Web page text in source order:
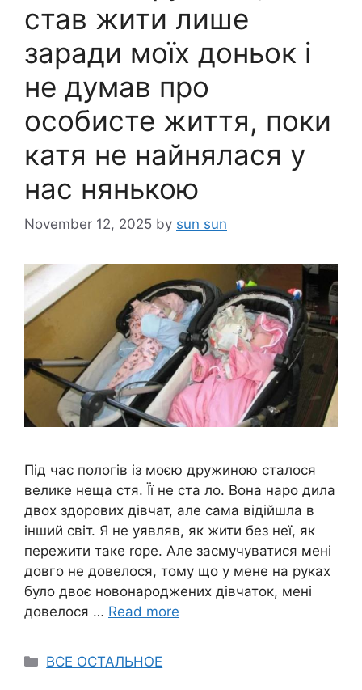
став жити лише
заради моїх доньок і
не думав про
особисте життя, поки
катя не найнялася у
нас нянькою
November 12, 2025 by sun sun
Під час пологів із моєю дружиною сталося
велике неща стя. Її не ста ло. Вона наро дила
двох здорових дівчат, але сама відійшла в
інший світ. Я не уявляв, як жити без неї, як
пережити таке rоре. Але засмучуватися мені
довго не довелося, тому що у мене на руках
було двоє новонароджених дівчаток, мені
довелося … Read more
Categories
ВСЕ ОСТАЛЬНОЕ